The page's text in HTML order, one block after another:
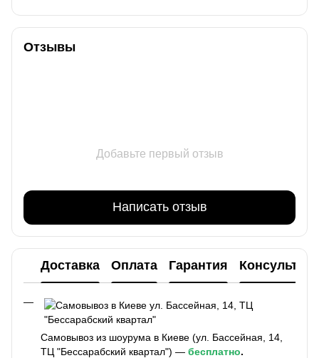
Отзывы
Добавьте первый отзыв
Написать отзыв
Доставка Оплата Гарантия
Самовывоз из шоурума в Киеве (ул. Бассейная, 14,
ТЦ "Бессарабский квартал") — бесплатно.